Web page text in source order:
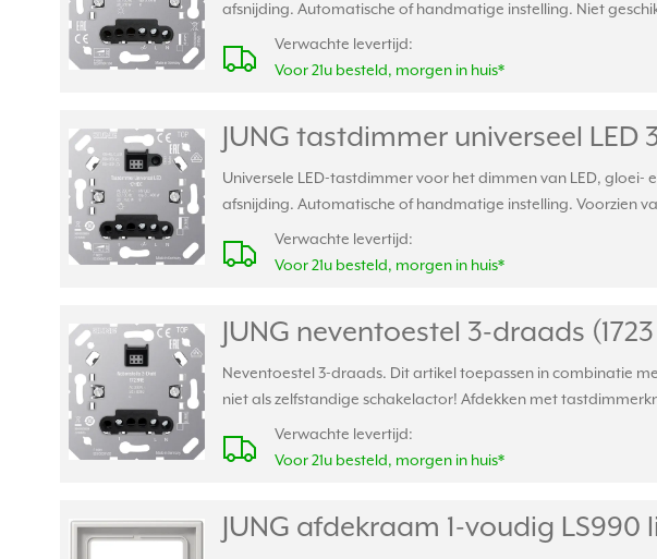
afsnijding. Automatische of handmatige instelling. Niet
Verwachte levertijd:
Voor 21u besteld, morgen in huis*
JUNG tastdimmer universeel LED
Universele LED-tastdimmer voor het dimmen van LED, gloei-
afsnijding. Automatische of handmatige instelling. Voorzien
Verwachte levertijd:
Voor 21u besteld, morgen in huis*
JUNG neventoestel 3-draads (1723
Neventoestel 3-draads. Dit artikel toepassen in combinatie
niet als zelfstandige schakelactor! Afdekken met
Verwachte levertijd:
Voor 21u besteld, morgen in huis*
JUNG afdekraam 1-voudig LS990